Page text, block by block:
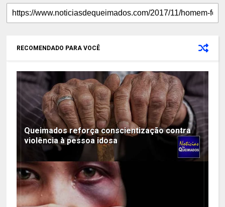
RECOMENDADO PARA VOCÊ
Queimados reforça conscientização contra
violência à pessoa idosa